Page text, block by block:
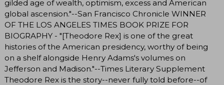
gilded age of wealth, optimism, excess and American
global ascension."--San Francisco Chronicle WINNER
OF THE LOS ANGELES TIMES BOOK PRIZE FOR
BIOGRAPHY - "[Theodore Rex] is one of the great
histories of the American presidency, worthy of being
on a shelf alongside Henry Adams's volumes on
Jefferson and Madison."--Times Literary Supplement
Theodore Rex is the story--never fully told before--of